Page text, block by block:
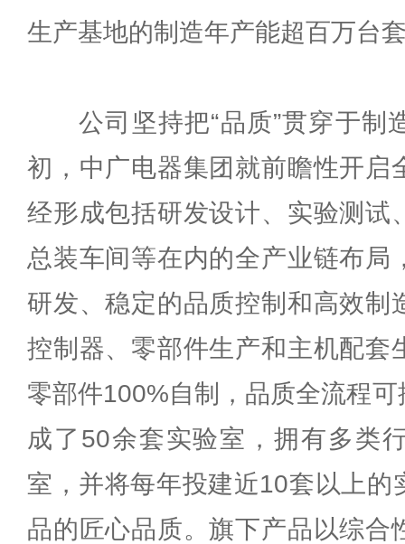
生产基地的制造年产能超百万台
公司坚持把“品质”贯穿于制
初，中广电器集团就前瞻性开启
经形成包括研发设计、实验测试
总装车间等在内的全产业链布局
研发、稳定的品质控制和高效制
控制器、零部件生产和主机配套
零部件100%自制，品质全流程
成了50余套实验室，拥有多类
室，并将每年投建近10套以上的
品的匠心品质。旗下产品以综合